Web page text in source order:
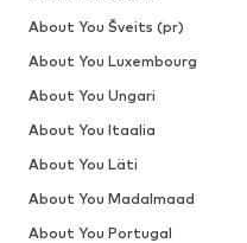
About You Šveits (pr)
About You Luxembourg
About You Ungari
About You Itaalia
About You Läti
About You Madalmaad
About You Portugal